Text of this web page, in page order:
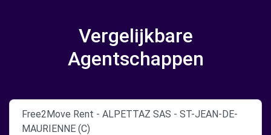
Vergelijkbare
Agentschappen
Free2Move Rent - ALPETTAZ SAS - ST-JEAN-DE-
MAURIENNE (C)